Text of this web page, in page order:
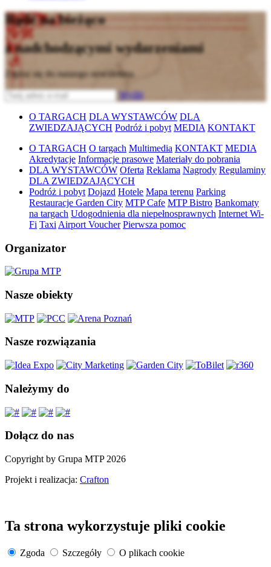
Bądź na bieżąco
z nadchodzącymi wydarzeniami
Zapisz się do naszego newslettera
Wyślij
O TARGACH DLA WYSTAWCÓW DLA
ZWIEDZAJĄCYCH Podróż i pobyt MEDIA KONTAKT
O TARGACH O targach Multimedia KONTAKT MEDIA
Akredytacje Informacje prasowe Materiały do pobrania
DLA WYSTAWCÓW Oferta Reklama Nagrody Regulaminy
DLA ZWIEDZAJĄCYCH
Podróż i pobyt Dojazd Hotele Mapa terenu Parking
Restauracje Garden City MTP Cafe MTP Bistro Bankomaty
na targach Udogodnienia dla niepełnosprawnych Internet Wi-
Fi Taxi Airport Voucher Pierwsza pomoc
Organizator
Nasze obiekty
Nasze rozwiązania
Należymy do
Dołącz do nas
Copyright by Grupa MTP 2026
Projekt i realizacja: Crafton
Ta strona wykorzystuje pliki cookie
Zgoda Szczegóły
O plikach cookie